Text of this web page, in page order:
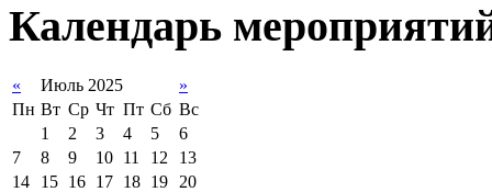
Календарь
« Июль 2025
»
Пн Вт Ср Чт Пт Сб Вс
1
2 3 4 5
6
7
8 9 10 11 12
13
14
15 16 17 18 19
20